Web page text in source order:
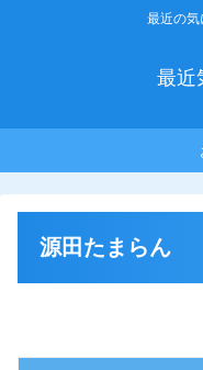
最近の気
最近
源田たまらん